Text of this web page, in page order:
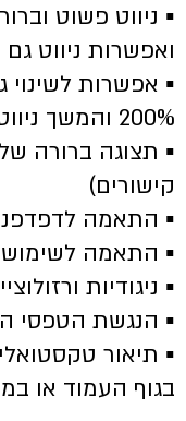
▪ ניווט פשוט
ואפשרות ניווט
▪ אפשרות לשינוי
200% והמשך ניווט ללא קושי
▪ תצוגה ברורה
קישורים)
▪ התאמה
▪ התאמה לשימוש
▪ ניגודיות
▪ הנגשת הטפסי
▪ תיאור
בגוף העמוד או